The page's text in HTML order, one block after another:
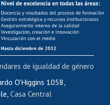
al AUCAI
os
de capacitación
personal
interna
de renta
honorarios
O'Higgins 1058,
Casa Central
de igualdad de género